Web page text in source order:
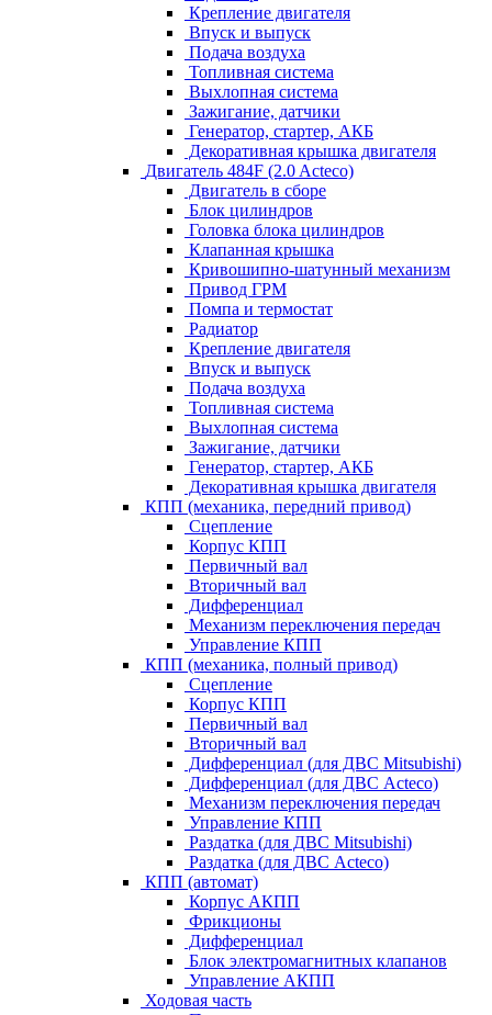
Крепление двигателя
Впуск и выпуск
Подача воздуха
Топливная система
Выхлопная система
Зажигание, датчики
Генератор, стартер, АКБ
Декоративная крышка двигателя
Двигатель 484F (2.0 Acteco)
Двигатель в сборе
Блок цилиндров
Головка блока цилиндров
Клапанная крышка
Кривошипно-шатунный механизм
Привод ГРМ
Помпа и термостат
Радиатор
Крепление двигателя
Впуск и выпуск
Подача воздуха
Топливная система
Выхлопная система
Зажигание, датчики
Генератор, стартер, АКБ
Декоративная крышка двигателя
КПП (механика, передний привод)
Сцепление
Корпус КПП
Первичный вал
Вторичный вал
Дифференциал
Механизм переключения передач
Управление КПП
КПП (механика, полный привод)
Сцепление
Корпус КПП
Первичный вал
Вторичный вал
Дифференциал (для ДВС Mitsubishi)
Дифференциал (для ДВС Acteco)
Механизм переключения передач
Управление КПП
Раздатка (для ДВС Mitsubishi)
Раздатка (для ДВС Acteco)
КПП (автомат)
Корпус АКПП
Фрикционы
Дифференциал
Блок электромагнитных клапанов
Управление АКПП
Ходовая часть